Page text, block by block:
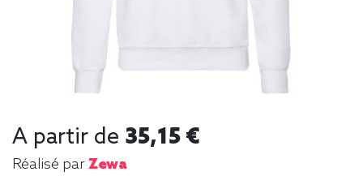
A partir de 35,15 €
Réalisé parZewa